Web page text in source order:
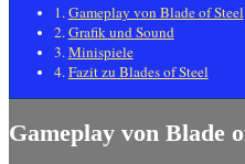
Gameplay von Blade of Steel
Grafik und Sound
Minispiele
Fazit zu Blades of Steel
Gameplay von Blade